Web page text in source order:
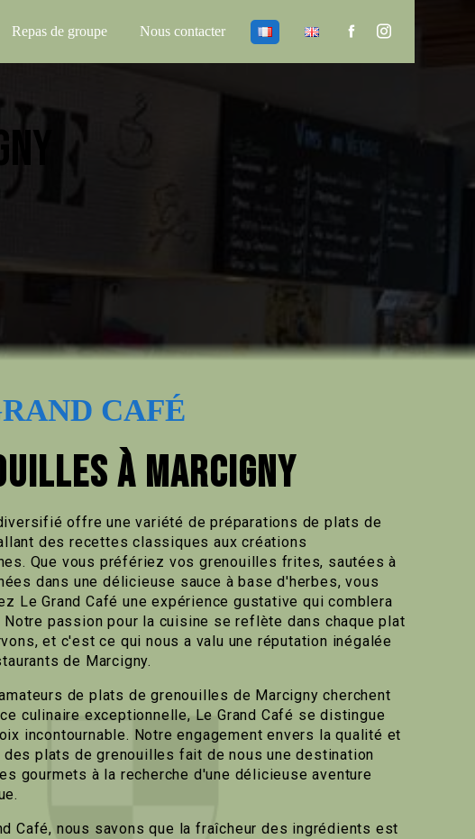
Repas de groupe Nous contacter
CAFÉ
À MARCIGNY
offre une variété de préparations de plats de
des recettes classiques aux créations
Que vous préfériez vos grenouilles frites, sautées à
dans une délicieuse sauce à base d'herbes, vous
Le Grand Café une expérience gustative qui comblera
passion pour la cuisine se reflète dans chaque plat
et c'est ce qui nous a valu une réputation inégalée
de Marcigny.
de plats de grenouilles de Marcigny cherchent
culinaire exceptionnelle, Le Grand Café se distingue
incontournable. Notre engagement envers la qualité et
plats de grenouilles fait de nous une destination
gourmets à la recherche d'une délicieuse aventure
Café, nous savons que la fraîcheur des ingrédients est